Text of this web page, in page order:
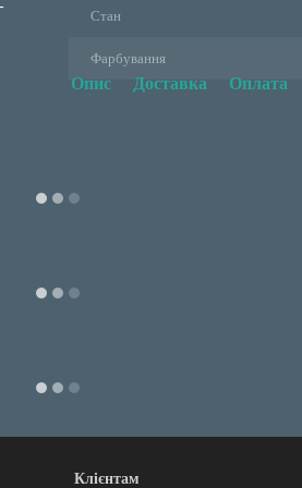
Стан
Фарбування
Опис Доставка Оплата
Клієнтам